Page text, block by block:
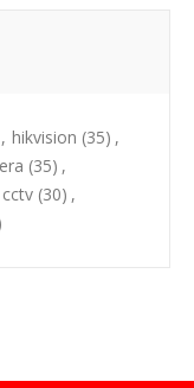
, hikvision (35) ,
(35) ,
(30) ,